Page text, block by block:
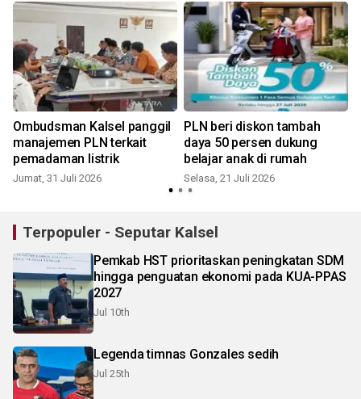
Ombudsman Kalsel panggil
manajemen PLN terkait
pemadaman listrik
Jumat, 31 Juli 2026
PLN beri diskon tambah
daya 50 persen dukung
belajar anak di rumah
Selasa, 21 Juli 2026
Terpopuler - Seputar Kalsel
Pemkab HST prioritaskan peningkatan SDM
hingga penguatan ekonomi pada KUA-PPAS
2027
Jul 10th
Legenda timnas Gonzales sedih
Jul 25th